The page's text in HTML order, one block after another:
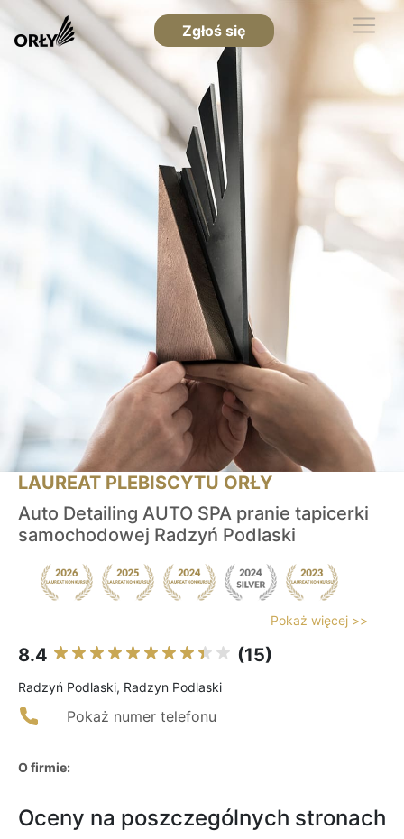
Zgłoś się
LAUREAT PLEBISCYTU ORŁY
Auto Detailing AUTO SPA pranie tapicerki
samochodowej Radzyń Podlaski
Pokaż więcej >>
8.4 (15)
Radzyń Podlaski, Radzyn Podlaski
Pokaż numer telefonu
O firmie:
Oceny na poszczególnych stronach